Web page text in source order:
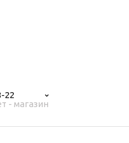
22
- магазин